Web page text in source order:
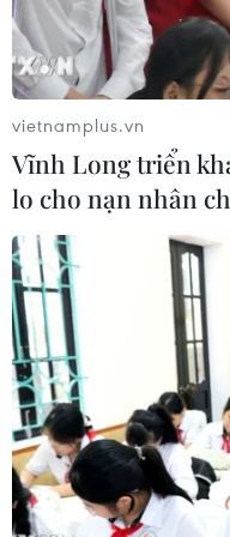
Vàng miếng được bán
Giá vàng kỳ hạn
dịch hàng hóa New
đồng USD mạnh lên.
Cụ thể, giá vàng
hay 0,28%, xuống
vietnamplus.vn
Vĩnh Long triển
lo cho nạn nhân